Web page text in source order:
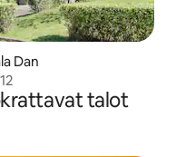
Dan
talot